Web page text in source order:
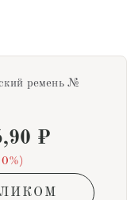
ремень №
₽